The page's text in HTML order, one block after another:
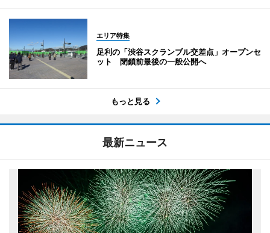
エリア特集
足利の「渋谷スクランブル交差点」オープンセ
ット 閉鎖前最後の一般公開へ
もっと見る
最新ニュース